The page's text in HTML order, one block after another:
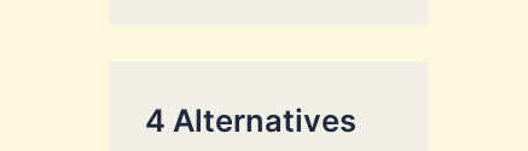
4 Alternatives